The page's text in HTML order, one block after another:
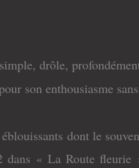
drôle,
son enthousiasme
dont le
dans « La Route